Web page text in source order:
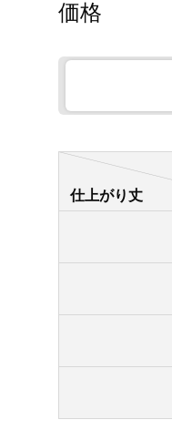
価格
仕上がり丈